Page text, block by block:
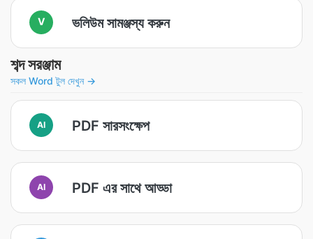
V ভলিউম সামঞ্জস্য করুন
শব্দ সরঞ্জাম
সকল Word টুল দেখুন →
AI PDF সারসংক্ষেপ
AI PDF এর সাথে আড্ডা